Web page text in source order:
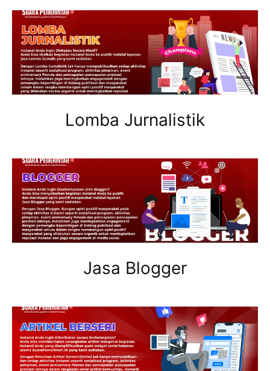
Lomba Jurnalistik
Jasa Blogger